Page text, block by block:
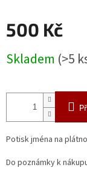
500 Kč
cena:
Skladem (>5
Potisk jména na plátno.
Do poznámky k